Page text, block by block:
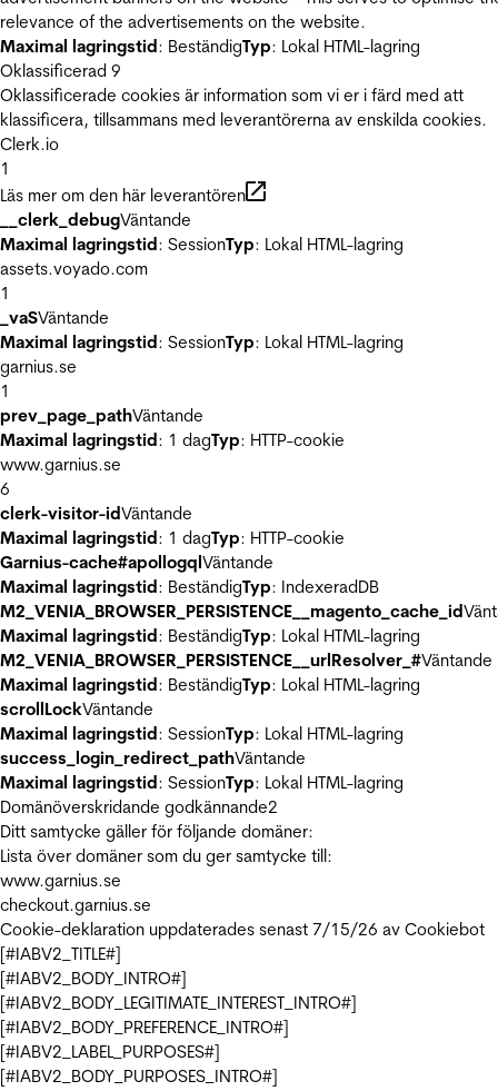
relevance of the advertisements on the website.
Maximal lagringstid: BeständigTyp: Lokal HTML-lagring
Oklassificerad 9
Oklassificerade cookies är information som vi er i färd med att
klassificera, tillsammans med leverantörerna av enskilda cookies.
Clerk.io
1
Läs mer om den här leverantören
__clerk_debugVäntande
Maximal lagringstid: SessionTyp: Lokal HTML-lagring
assets.voyado.com
1
_vaSVäntande
Maximal lagringstid: SessionTyp: Lokal HTML-lagring
garnius.se
1
prev_page_pathVäntande
Maximal lagringstid: 1 dagTyp: HTTP-cookie
www.garnius.se
6
clerk-visitor-idVäntande
Maximal lagringstid: 1 dagTyp: HTTP-cookie
Garnius-cache#apollogqlVäntande
Maximal lagringstid: BeständigTyp: IndexeradDB
M2_VENIA_BROWSER_PERSISTENCE__magento_cache_id
Maximal lagringstid: BeständigTyp: Lokal HTML-lagring
M2_VENIA_BROWSER_PERSISTENCE__urlResolver_#Väntande
Maximal lagringstid: BeständigTyp: Lokal HTML-lagring
scrollLockVäntande
Maximal lagringstid: SessionTyp: Lokal HTML-lagring
success_login_redirect_pathVäntande
Maximal lagringstid: SessionTyp: Lokal HTML-lagring
Domänöverskridande godkännande2
Ditt samtycke gäller för följande domäner:
Lista över domäner som du ger samtycke till:
www.garnius.se
checkout.garnius.se
Cookie-deklaration uppdaterades senast 7/15/26 av Cookiebot
[#IABV2_TITLE#]
[#IABV2_BODY_INTRO#]
[#IABV2_BODY_LEGITIMATE_INTEREST_INTRO#]
[#IABV2_BODY_PREFERENCE_INTRO#]
[#IABV2_LABEL_PURPOSES#]
[#IABV2_BODY_PURPOSES_INTRO#]